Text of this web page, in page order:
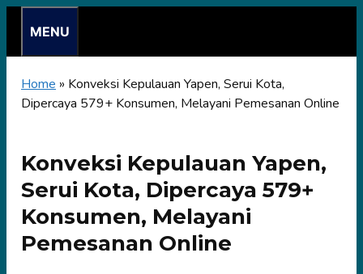
content
MENU
Home » Konveksi Kepulauan Yapen, Serui Kota,
Dipercaya 579+ Konsumen, Melayani Pemesanan Online
Konveksi Kepulauan Yapen,
Serui Kota, Dipercaya 579+
Konsumen, Melayani
Pemesanan Online